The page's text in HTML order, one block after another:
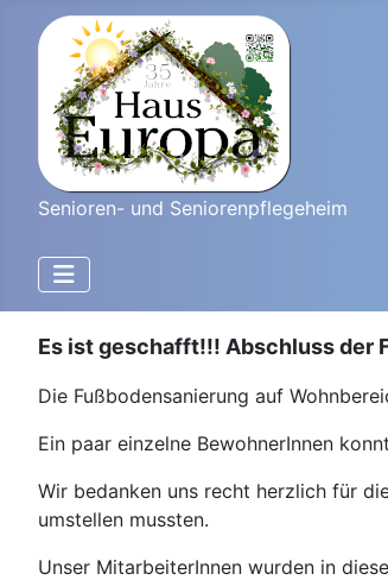
Senioren- und Seniorenpflegeheim
Es ist geschafft!!! Abschluss der
Die Fußbodensanierung auf
Ein paar einzelne BewohnerInnen
Wir bedanken uns recht herzlich für
umstellen mussten.
Unser MitarbeiterInnen wurden in